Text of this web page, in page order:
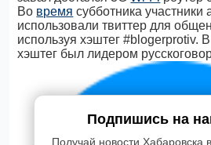
Во время субботника участники
использовали твиттер для
используя хэштег #blogerprotiv.
хэштег был лидером
Подпишись на
Получай новости Хабаровска